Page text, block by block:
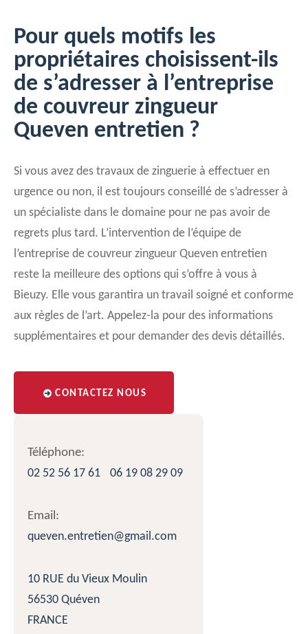
Pour quels motifs les
propriétaires choisissent-ils
de s’adresser à l’entreprise
de couvreur zingueur
Queven entretien ?
Si vous avez des travaux de zinguerie à effectuer en
urgence ou non, il est toujours conseillé de s’adresser à
un spécialiste dans le domaine pour ne pas avoir de
regrets plus tard. L’intervention de l’équipe de
l’entreprise de couvreur zingueur Queven entretien
reste la meilleure des options qui s’offre à vous à
Bieuzy. Elle vous garantira un travail soigné et conforme
aux règles de l’art. Appelez-la pour des informations
supplémentaires et pour demander des devis détaillés.
CONTACTEZ NOUS
Téléphone:
02 52 56 17 61
06 19 08 29 09
Email:
queven.entretien@gmail.com
10 RUE du Vieux Moulin
56530 Quéven
FRANCE